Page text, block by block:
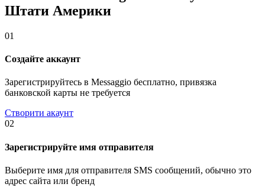
Штати Америки
01
Создайте аккаунт
Зарегистрируйтесь в Messaggio бесплатно, привязка
банковской карты не требуется
Створити акаунт
02
Зарегистрируйте имя отправителя
Выберите имя для отправителя SMS сообщений, обычно это
адрес сайта или бренд